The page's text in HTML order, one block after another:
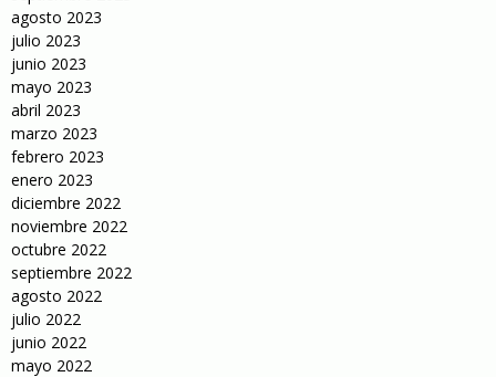
agosto 2023
julio 2023
junio 2023
mayo 2023
abril 2023
marzo 2023
febrero 2023
enero 2023
diciembre 2022
noviembre 2022
octubre 2022
septiembre 2022
agosto 2022
julio 2022
junio 2022
mayo 2022